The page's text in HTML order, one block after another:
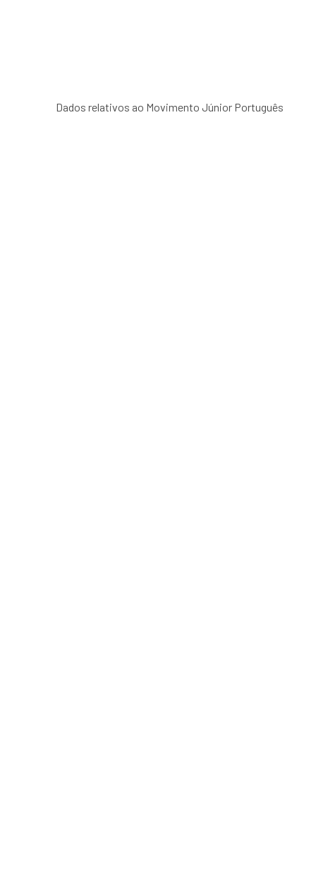
Dados relativos ao Movimento Júnior Português